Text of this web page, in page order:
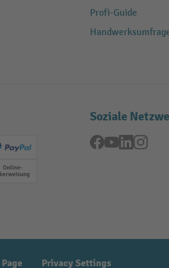
Profi-Guide
(Visa)
PayPal
Online-Überweisung
Soziale
Facebook
YouTubeLinkedIn
Privacy Settings